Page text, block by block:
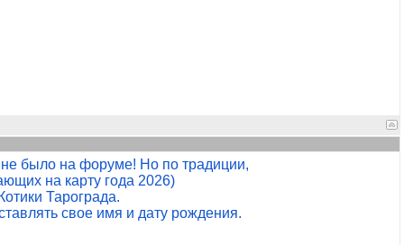
было на форуме! Но по традиции,
на карту года 2026)
Тарограда.
свое имя и дату рождения.